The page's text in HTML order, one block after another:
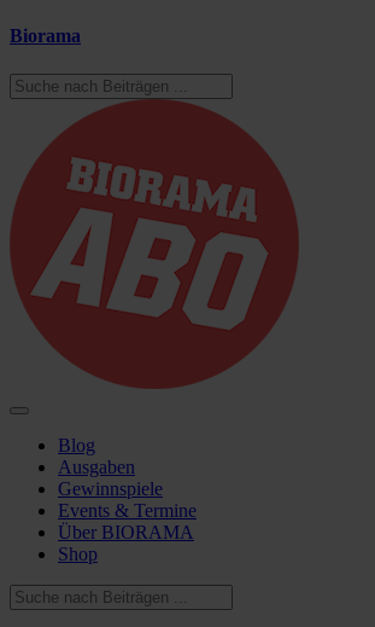
Biorama
Blog
Ausgaben
Gewinnspiele
Events & Termine
Über BIORAMA
Shop